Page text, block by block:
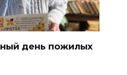
день пожилых